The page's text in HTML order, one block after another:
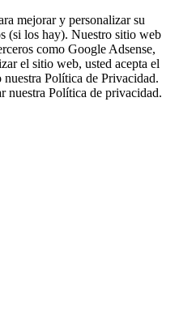
mejorar y personalizar su
(si los hay). Nuestro sitio web
como Google Adsense,
el sitio web, usted acepta el
Política de Privacidad.
nuestra Política de privacidad.